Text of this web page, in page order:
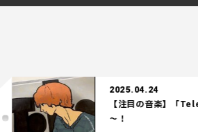
2025.04.24
【注目の音楽】「Tele」の時
～！